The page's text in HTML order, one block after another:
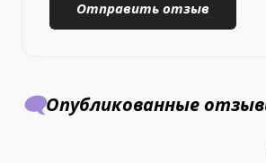
🗨️Опубликованные